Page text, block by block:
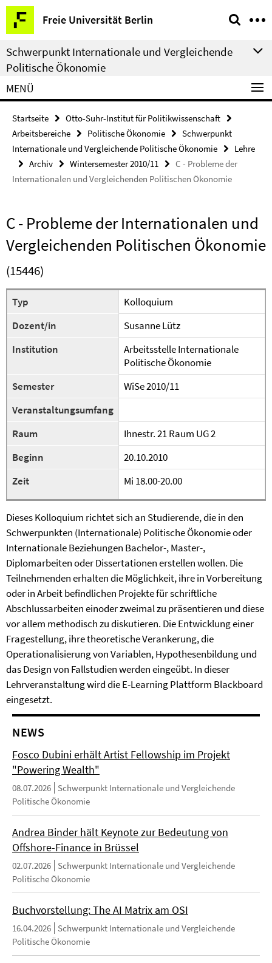
Springe
direkt
zu
Inhalt
Freie Universität Berlin
Service-
Navigation
Schwerpunkt Internationale und Vergleichende
Politische Ökonomie
MENÜ
Startseite
Otto-Suhr-Institut für Politikwissenschaft
Arbeitsbereiche
Politische Ökonomie
Schwerpunkt
Internationale und Vergleichende Politische Ökonomie
Lehre
Archiv
Wintersemester 2010/11
C - Probleme der
Internationalen und Vergleichenden Politischen Ökonomie
C - Probleme der Internationalen und
Vergleichenden Politischen Ökonomie
(15446)
Typ
Kolloquium
Dozent/in
Susanne Lütz
Institution
Arbeitsstelle Internationale
Politische Ökonomie
Semester
WiSe 2010/11
Veranstaltungsumfang
Raum
Ihnestr. 21 Raum UG 2
Beginn
20.10.2010
Zeit
Mi 18.00-20.00
Dieses Kolloquium richtet sich an Studierende, die in den
Schwerpunkten (Internationale) Politische Ökonomie oder
Internationale Beziehungen Bachelor-, Master-,
Diplomarbeiten oder Dissertationen erstellen wollen. Die
Teilnehmenden erhalten die Möglichkeit, ihre in Vorbereitung
oder in Arbeit befindlichen Projekte für schriftliche
Abschlussarbeiten einoder zweimal zu präsentieren und diese
vor allem methodisch zu diskutieren. Die Entwicklung einer
Fragestellung, ihre theoretische Verankerung, die
Operationalisierung von Variablen, Hypothesenbildung und
das Design von Fallstudien werden eingeübt. In dieser
Lehrveranstaltung wird die E-Learning Plattform Blackboard
eingesetzt.
NEWS
Fosco Dubini erhält Artist Fellowship im Projekt
"Powering Wealth"
08.07.2026
Schwerpunkt Internationale und Vergleichende
Politische Ökonomie
Andrea Binder hält Keynote zur Bedeutung von
Offshore-Finance in Brüssel
02.07.2026
Schwerpunkt Internationale und Vergleichende
Politische Ökonomie
Buchvorstellung: The AI Matrix am OSI
16.04.2026
Schwerpunkt Internationale und Vergleichende
Politische Ökonomie